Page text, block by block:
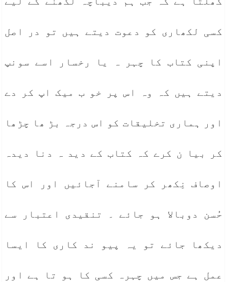
کسی لکھاری کو دعوت دیتے ہیں تو در اصل
اپنی کتاب کا چہر ہ یا رخسار اسے سونپ
دیتے ہیں کہ وہ اس پر خو ب میک اپ کر دے
اور ہماری تخلیقات کو اس درجہ بڑ ھا چڑھا
کر بیا ن کرے کہ کتاب کے دید ہ دنا دیدہ
اوصاف نِکھر کر سامنے آجائیں اور اس کا
حُسن دوبالا ہو جائے ۔ تنقیدی اعتبار سے
دیکھا جائے تو یہ پیو ند کاری کا ایسا
عمل ہے جس میں چہرہ کسی کا ہو تا ہے اور